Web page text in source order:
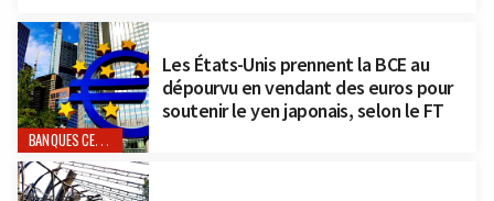
BANQUES CENTRALES
Les États-Unis prennent la BCE au
dépourvu en vendant des euros pour
soutenir le yen japonais, selon le FT